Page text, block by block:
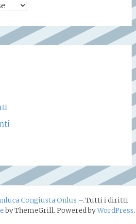
Congiusta Onlus –. Tutti i diritti
by ThemeGrill. Powered byWordPress.